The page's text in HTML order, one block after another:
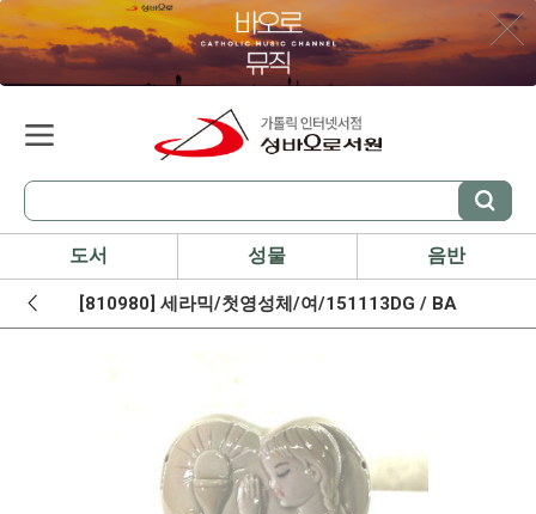
도서 성물 음반
[810980] 세라믹/첫영성체/여/151113DG / BA